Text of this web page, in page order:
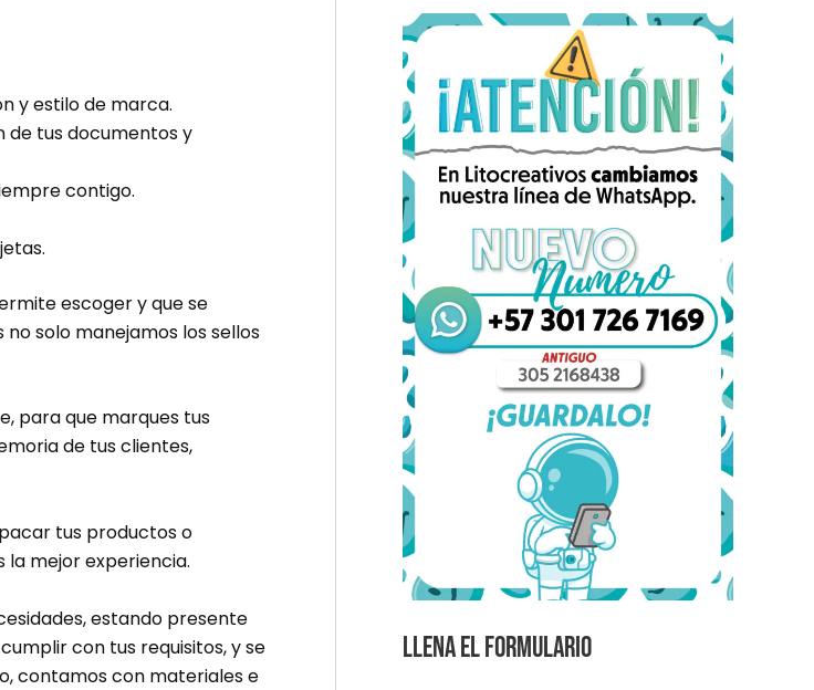
y estilo de marca.
de tus documentos y
contigo.
escoger y que se
solo manejamos los sellos
para que marques tus
de tus clientes,
tus productos o
la mejor experiencia.
estando presente
con tus requisitos, y se
contamos con materiales e
Llena el formulario